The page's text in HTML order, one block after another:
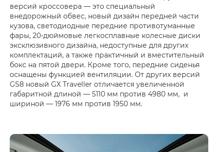
версий кроссовера — это специальный
внедорожный обвес, новый дизайн передней части
кузова, светодиодные передние противотуманные
фары, 20-дюймовые легкосплавные колесные диски
эксклюзивного дизайна, недоступные для других
комплектаций, а также практичный и вместительный
бокс на пятой двери. Кроме того, передние сиденья
оснащены функцией вентиляции. От других версий
GS8 новый GX Traveller отличается увеличенной
габаритной длиной — 5110 мм против 4980 мм, и
шириной — 1976 мм против 1950 мм.